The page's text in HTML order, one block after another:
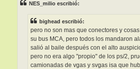
NES_milio escribió:
bighead escribió:
pero no son mas que conectores y
su bus MCA, pero todos los mandaron
salió al baile después con el alto
pero no era algo "propio" de los ps/2,
camionadas de vgas y svgas isa que